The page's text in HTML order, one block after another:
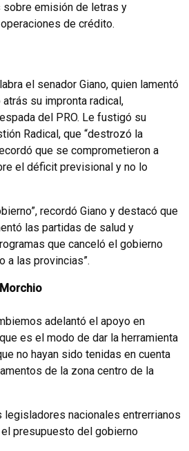
emisión de letras y
de crédito.
el senador Giano, quien lamentó
su impronta radical,
del PRO. Le fustigó su
Radical, que “destrozó la
que se comprometieron a
el déficit previsional y no lo
recordó Giano y destacó que
las partidas de salud y
que canceló el gobierno
a las provincias”.
adelantó el apoyo en
es el modo de dar la herramienta
no hayan sido tenidas en cuenta
de la zona centro de la
legisladores nacionales entrerrianos
el presupuesto del gobierno